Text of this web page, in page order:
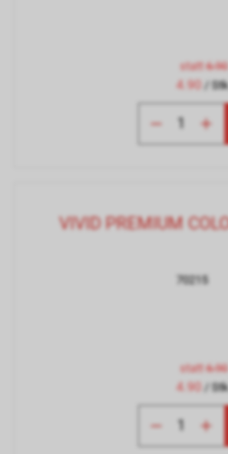
statt6.90
4.90 / Stk.
VIVID PREMIUM
70215
statt6.90
4.90 / Stk.